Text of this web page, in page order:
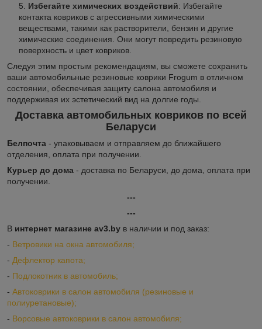
Избегайте химических воздействий: Избегайте
контакта ковриков с агрессивными химическими
веществами, такими как растворители, бензин и другие
химические соединения. Они могут повредить резиновую
поверхность и цвет ковриков.
Следуя этим простым рекомендациям, вы сможете сохранить
ваши автомобильные резиновые коврики Frogum в отличном
состоянии, обеспечивая защиту салона автомобиля и
поддерживая их эстетический вид на долгие годы.
Доставка автомобильных ковриков по всей
Беларуси
Белпочта - упаковываем и отправляем до ближайшего
отделения, оплата при получении.
Курьер до дома - доставка по Беларуси, до дома, оплата при
получении.
---
---
В интернет магазине av3.by в наличии и под заказ:
- Ветровики на окна автомобиля;
- Дефлектор капота;
- Подлокотник в автомобиль;
- Автоковрики в салон автомобиля (резиновые и
полиуретановые);
- Ворсовые автоковрики в салон автомобиля;